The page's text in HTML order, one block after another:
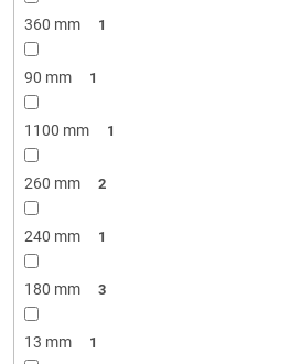
360 mm 1
90 mm 1
1100 mm 1
260 mm 2
240 mm 1
180 mm 3
13 mm 1